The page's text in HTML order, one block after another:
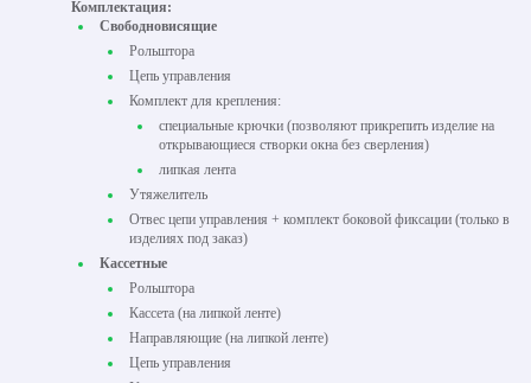
Комплектация:
Свободновисящие
Рольштора
Цепь управления
Комплект для крепления:
специальные крючки (позволяют прикрепить изделие на
открывающиеся створки окна без сверления)
липкая лента
Утяжелитель
Отвес цепи управления + комплект боковой фиксации (только в
изделиях под заказ)
Кассетные
Рольштора
Кассета (на липкой ленте)
Направляющие (на липкой ленте)
Цепь управления